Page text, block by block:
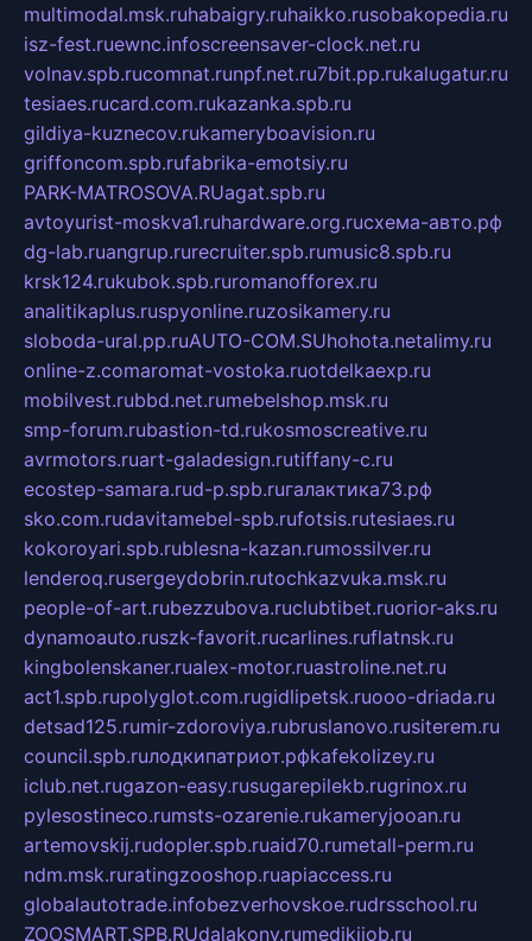
multimodal.msk.ruhabaigry.ruhaikko.rusobakopedia.ru
isz-fest.ruewnc.infoscreensaver-clock.net.ru
volnav.spb.rucomnat.runpf.net.ru7bit.pp.rukalugatur.ru
tesiaes.rucard.com.rukazanka.spb.ru
gildiya-kuznecov.rukameryboavision.ru
griffoncom.spb.rufabrika-emotsiy.ru
PARK-MATROSOVA.RUagat.spb.ru
avtoyurist-moskva1.ruhardware.org.ruсхема-авто.рф
dg-lab.ruangrup.rurecruiter.spb.rumusic8.spb.ru
krsk124.rukubok.spb.ruromanofforex.ru
analitikaplus.ruspyonline.ruzosikamery.ru
sloboda-ural.pp.ruAUTO-COM.SUhohota.netalimy.ru
online-z.comaromat-vostoka.ruotdelkaexp.ru
mobilvest.rubbd.net.rumebelshop.msk.ru
smp-forum.rubastion-td.rukosmoscreative.ru
avrmotors.ruart-galadesign.rutiffany-c.ru
ecostep-samara.rud-p.spb.ruгалактика73.рф
sko.com.rudavitamebel-spb.rufotsis.rutesiaes.ru
kokoroyari.spb.rublesna-kazan.rumossilver.ru
lenderoq.rusergeydobrin.rutochkazvuka.msk.ru
people-of-art.rubezzubova.ruclubtibet.ruorior-aks.ru
dynamoauto.ruszk-favorit.rucarlines.ruflatnsk.ru
kingbolenskaner.rualex-motor.ruastroline.net.ru
act1.spb.rupolyglot.com.rugidlipetsk.ruooo-driada.ru
detsad125.rumir-zdoroviya.rubruslanovo.rusiterem.ru
council.spb.ruлодкипатриот.рфkafekolizey.ru
iclub.net.rugazon-easy.rusugarepilekb.rugrinox.ru
pylesostineco.rumsts-ozarenie.rukameryjooan.ru
artemovskij.rudopler.spb.ruaid70.rumetall-perm.ru
ndm.msk.ruratingzooshop.ruapiaccess.ru
globalautotrade.infobezverhovskoe.rudrsschool.ru
ZOOSMART.SPB.RUdalakony.rumedikijob.ru